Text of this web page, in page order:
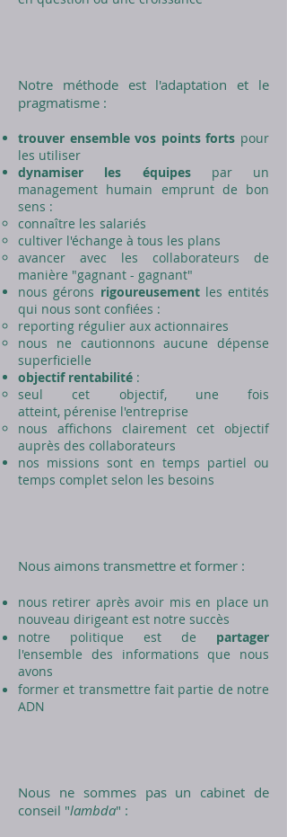
Notre méthode est l'adaptation et le
pragmatisme :
trouver ensemble vos points forts pour
les utiliser
dynamiser les équipes par un
management humain emprunt de bon
sens :
connaître les salariés​
cultiver l'échange à tous les plans
avancer avec les collaborateurs de
manière "gagnant - gagnant"
nous gérons rigoureusementles entités
qui nous sont confiées :
reporting régulier aux actionnaires​
nous ne cautionnons aucune dépense
superficielle
objectif rentabilité :
seul cet objectif, une fois
atteint, pérenise l'entreprise​
nous affichons clairement cet objectif
auprès des collaborateurs
nos missions sont en temps partiel ou
temps complet selon les besoins
Nous aimons transmettre et former :
nous retirer après avoir mis en place un
nouveau dirigeant est notre succès
notre politique est de partager
l'ensemble des informations que nous
avons
former et transmettre fait partie de notre
ADN
Nous ne sommes pas un cabinet de
conseil "lambda" :